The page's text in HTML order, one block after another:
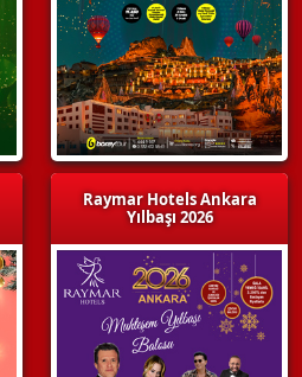
Raymar Hotels Ankara
Yılbaşı 2026